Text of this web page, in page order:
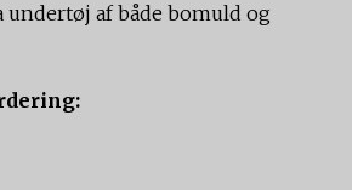
af både bomuld og